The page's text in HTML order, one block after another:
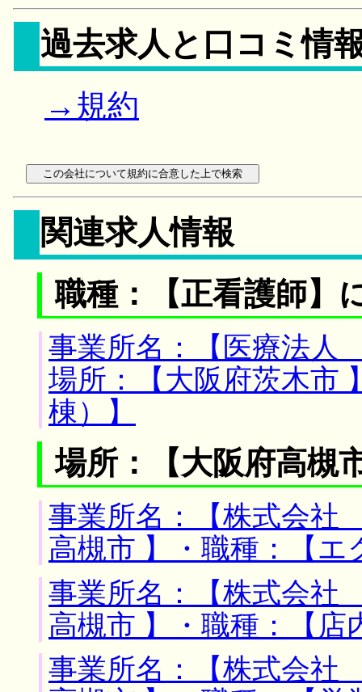
過去求人と口コミ情
→規約
関連求人情報
職種：【正看護師】
事業所名：【医療法
場所：【大阪府茨木市
棟）】
場所：【大阪府高槻
事業所名：【株式会
高槻市 】・職種：【
事業所名：【株式会
高槻市 】・職種：【
事業所名：【株式会